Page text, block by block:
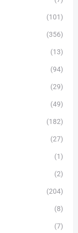
(101)
(356)
(13)
(94)
(29)
(49)
(182)
(27)
(1)
(2)
(204)
(8)
(7)